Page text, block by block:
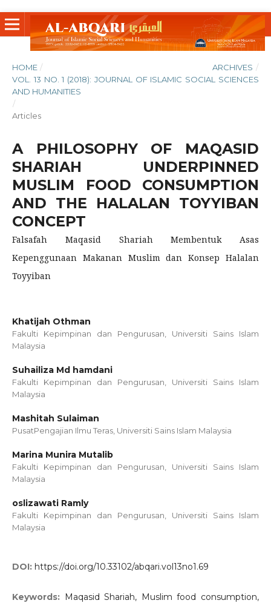
HOME / ARCHIVES /
VOL. 13 NO. 1 (2018): JOURNAL OF ISLAMIC SOCIAL SCIENCES
AND HUMANITIES
/
Articles
A PHILOSOPHY OF MAQASID
SHARIAH UNDERPINNED
MUSLIM FOOD CONSUMPTION
AND THE HALALAN TOYYIBAN
CONCEPT
Falsafah Maqasid Shariah Membentuk Asas
Kepenggunaan Makanan Muslim dan Konsep Halalan
Toyyiban
Khatijah Othman
Fakulti Kepimpinan dan Pengurusan, Universiti Sains Islam
Malaysia
Suhailiza Md hamdani
Fakulti Kepimpinan dan Pengurusan, Universiti Sains Islam
Malaysia
Mashitah Sulaiman
PusatPengajian Ilmu Teras, Universiti Sains Islam Malaysia
Marina Munira Mutalib
Fakulti Kepimpinan dan Pengurusan, Universiti Sains Islam
Malaysia
oslizawati Ramly
Fakulti Kepimpinan dan Pengurusan, Universiti Sains Islam
Malaysia
DOI: https://doi.org/10.33102/abqari.vol13no1.69
Keywords: Maqasid Shariah, Muslim food consumption,